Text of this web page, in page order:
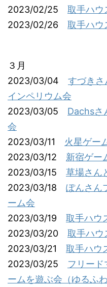
2023/02/25 取手ハ
2023/02/26 取手ハ
３月
2023/03/04 すづきさ
インペリウム会
2023/03/05 Dachsさ
会
2023/03/11 火星ゲー
2023/03/12 新宿ゲー
2023/03/15 草場さん
2023/03/18 ぽんさん
ーム会
2023/03/19 取手ハウ
2023/03/20 取手ハ
2023/03/21 取手ハウ
2023/03/25 フリー
ームを遊ぶ会（ゆるふわ